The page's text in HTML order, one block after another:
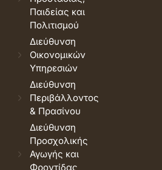
Παιδείας και
Πολιτισμού
Διεύθυνση
Οικονομικών
Υπηρεσιών
Διεύθυνση
Περιβάλλοντος
& Πρασίνου
Διεύθυνση
Προσχολικής
Αγωγής και
Φροντίδας